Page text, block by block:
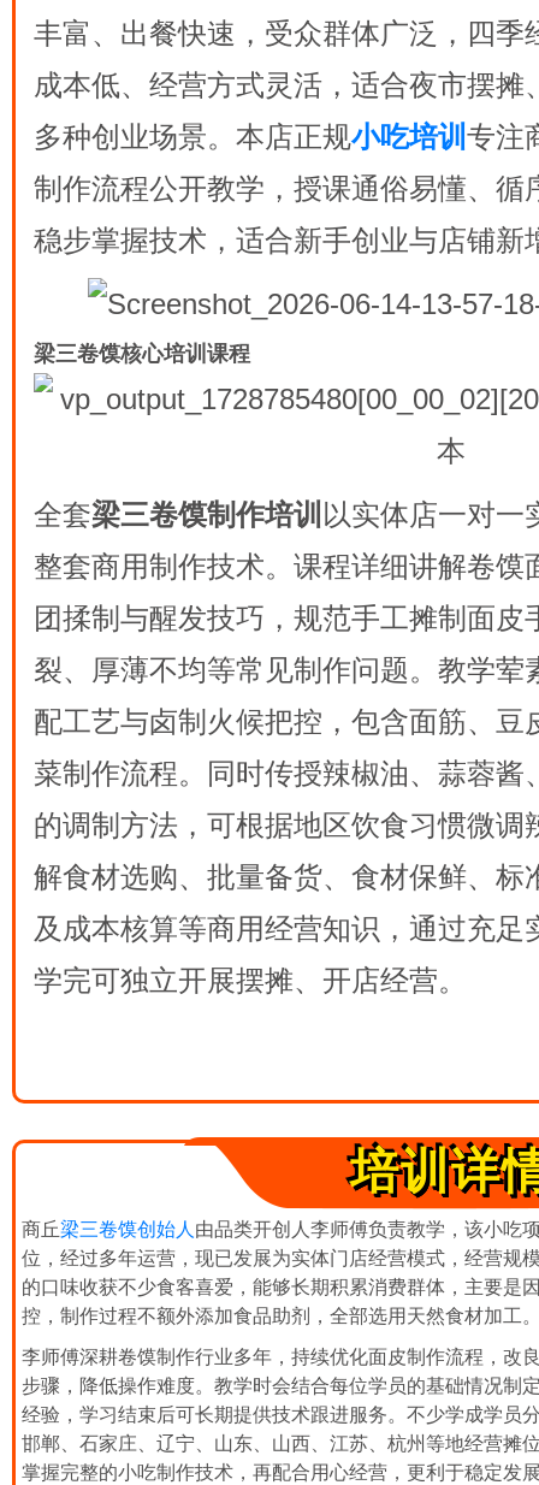
丰富、出餐快速，受众群体广泛，四季
成本低、经营方式灵活，适合夜市摆摊
多种创业场景。本店正规小吃培训 专注
制作流程公开教学，授课通俗易懂、循
稳步掌握技术，适合新手创业与店铺新
梁三卷馍核心培训课程
全套梁三卷馍制作培训 以实体店一对一
整套商用制作技术。课程详细讲解卷馍
团揉制与醒发技巧，规范手工摊制面
裂、厚薄不均等常见制作问题。教学荤
配工艺与卤制火候把控，包含面筋、豆
菜制作流程。同时传授辣椒油、蒜蓉酱
的调制方法，可根据地区饮食习惯微调
解食材选购、批量备货、食材保鲜、标
及成本核算等商用经营知识，通过充足
学完可独立开展摆摊、开店经营。
培训详
商丘梁三卷馍创始人 由品类开创人李师傅负责教学，该小吃
位，经过多年运营，现已发展为实体门店经营模式，经营规
的口味收获不少食客喜爱，能够长期积累消费群体，主要是
控，制作过程不额外添加食品助剂，全部选用天然食材加工
李师傅深耕卷馍制作行业多年，持续优化面皮制作流程，改
步骤，降低操作难度。教学时会结合每位学员的基础情况制
经验，学习结束后可长期提供技术跟进服务。不少学成学员
邯郸、石家庄、辽宁、山东、山西、江苏、杭州等地经营摊
掌握完整的小吃制作技术，再配合用心经营，更利于稳定发